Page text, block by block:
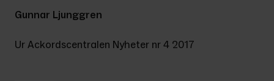
Gunnar Ljunggren
Ur Ackordscentralen Nyheter nr 4 2017